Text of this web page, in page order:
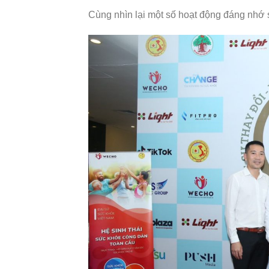
Cùng nhìn lại một số hoạt động đáng nhớ